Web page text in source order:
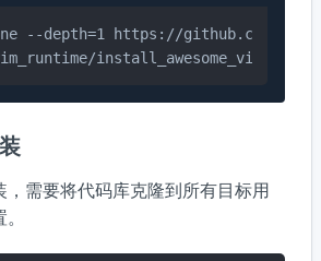
--depth=1 https://github.com/
install_awesome_vimrc.sh
，需要将代码库克隆到所有目标用